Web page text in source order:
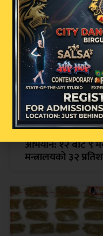
मधेश प्रदेश
अभियान: १२ बाट ९
मन्त्रालयको ३२